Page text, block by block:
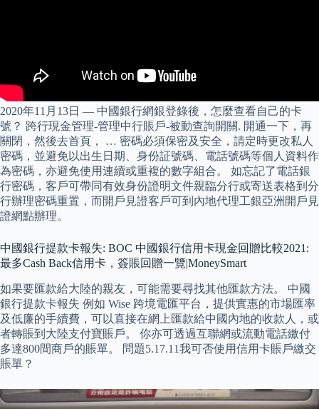
2020年11月13日 — 中國銀行網銀登錄後，怎麼查看自己的卡
號？ 跨行現金管理-管理中行賬戶-被動查詢開關. 開通一下，再
關閉，然後去首頁， … 密碼必須保密及安全，請定時更改私人
密碼，並避免以出生日期、身份証號碼、電話號碼等個人資料作
為密碼，亦避免使用連續或重複的數字組合。 如忘記了電話銀
行密碼，客戶可帶同有效身份證明文件親臨分行或寄送表格到分
行辦理密碼重置，而開戶見證客戶可到內地代理工銀亞洲開戶見
證網點辦理。
中國銀行提款卡報失: BOC 中國銀行信用卡現金回贈比較2021:
最多Cash Back信用卡，簽賬回贈一覽|MoneySmart
如果要匯款給大陸的親友，可能需要尋找其他匯款方法。 中國
銀行提款卡報失 例如 Wise 跨境電匯平台，提供實惠的市場匯率
及低廉的手續費，可以直接在網上匯款給中國內地的收款人，或
者轉賬到大陸支付寶賬戶。 你亦可透過互聯網或流動電話繳付
多達800間商戶的賬單。 問題5.17.11我可否使用信用卡賬戶繳交
賬單？